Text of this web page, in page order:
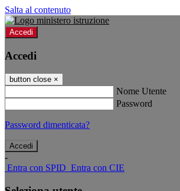
Salta al contenuto
Accedi
Accedi
button close ×
Nome Utente
Password
Password dimenticata?
-
Entra con SPID Entra con CIE